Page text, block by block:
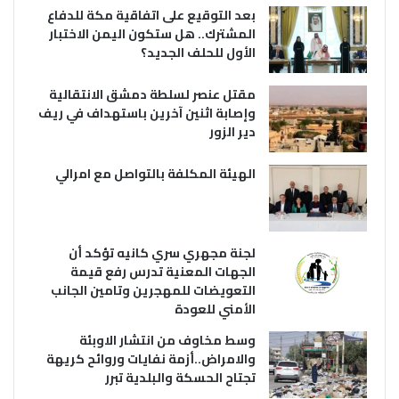
بعد التوقيع على اتفاقية مكة للدفاع
المشترك.. هل ستكون اليمن الاختبار
الأول للحلف الجديد؟
مقتل عنصر لسلطة دمشق الانتقالية
وإصابة اثنين آخرين باستهداف في ريف
دير الزور
الهيئة المكلفة بالتواصل مع امرالي
لجنة مجهري سري كانيه تؤكد أن
الجهات المعنية تدرس رفع قيمة
التعويضات للمهجرين وتامين الجانب
الأمني للعودة
وسط مخاوف من انتشار الاوبئة
والامراض..أزمة نفايات وروائح كريهة
تجتاح الحسكة والبلدية تبرر